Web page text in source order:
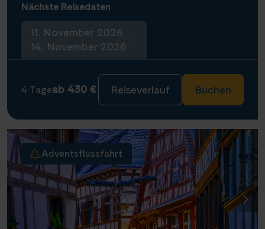
Nächste Reisedaten
11. November 2026
14. November 2026
4 Tageab 430 € Reiseverlauf Buchen
Adventsflussfahrt